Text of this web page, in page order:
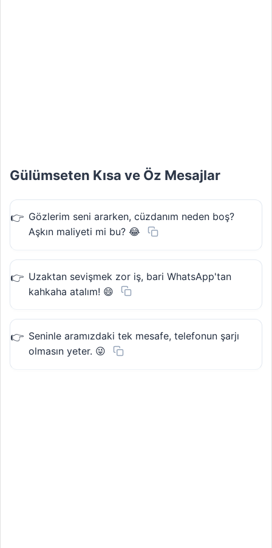
Gülümseten Kısa ve Öz Mesajlar
Gözlerim seni ararken, cüzdanım neden boş?
Aşkın maliyeti mi bu? 😂
Uzaktan sevişmek zor iş, bari WhatsApp'tan
kahkaha atalım! 😄
Seninle aramızdaki tek mesafe, telefonun şarjı
olmasın yeter. 😜